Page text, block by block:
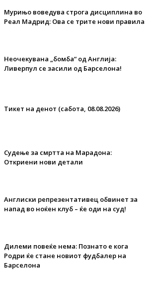
Мурињо воведува строга дисциплина во
Реал Мадрид: Ова се трите нови правила
Неочекувана „бомба“ од Англија:
Ливерпул се засили од Барселона!
Тикет на денот (сабота, 08.08.2026)
Судење за смртта на Марадона:
Откриени нови детали
Англиски репрезентативец обвинет за
напад во ноќен клуб – ќе оди на суд!
Дилеми повеќе нема: Познато е кога
Родри ќе стане новиот фудбалер на
Барселона